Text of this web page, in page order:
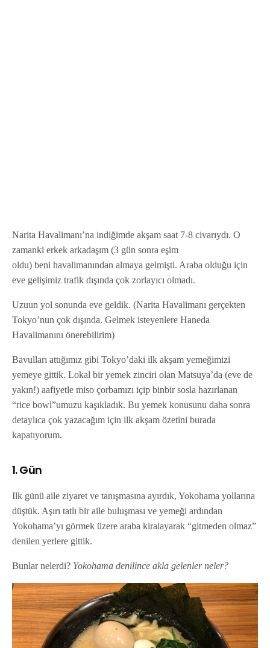
Narita Havalimanı’na indiğimde akşam saat 7-8 civarıydı. O
zamanki erkek arkadaşım (3 gün sonra eşim
oldu) beni havalimanından almaya gelmişti. Araba olduğu için
eve gelişimiz trafik dışında çok zorlayıcı olmadı.
Uzuun yol sonunda eve geldik. (Narita Havalimanı gerçekten
Tokyo’nun çok dışında. Gelmek isteyenlere Haneda
Havalimanını önerebilirim)
Bavulları attığımız gibi Tokyo’daki ilk akşam yemeğimizi
yemeye gittik. Lokal bir yemek zinciri olan Matsuya’da (eve de
yakın!) aafiyetle miso çorbamızı içip binbir sosla hazırlanan
“rice bowl”umuzu kaşıkladık. Bu yemek konusunu daha sonra
detaylıca çok yazacağım için ilk akşam özetini burada
kapatıyorum.
1. Gün
Ilk günü aile ziyaret ve tanışmasına ayırdık, Yokohama yollarına
düştük. Aşırı tatlı bir aile buluşması ve yemeği ardından
Yokohama’yı görmek üzere araba kiralayarak “gitmeden olmaz”
denilen yerlere gittik.
Bunlar nelerdi? Yokohama denilince akla gelenler neler?